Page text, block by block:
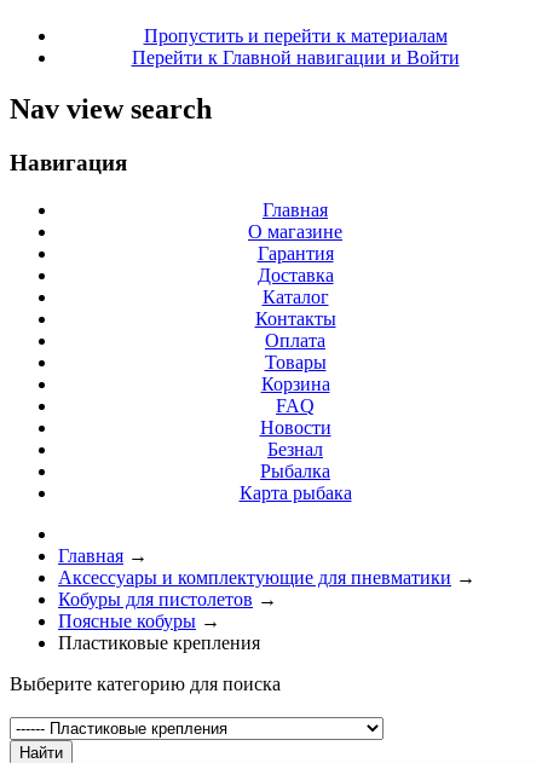
Пропустить и перейти к материалам
Перейти к Главной навигации и Войти
Nav view search
Навигация
Главная
О магазине
Гарантия
Доставка
Каталог
Контакты
Оплата
Товары
Корзина
FAQ
Новости
Безнал
Рыбалка
Карта рыбака
Главная →
Аксессуары и комплектующие для пневматики →
Кобуры для пистолетов →
Поясные кобуры →
Пластиковые крепления
Выберите категорию для поиска
Найти